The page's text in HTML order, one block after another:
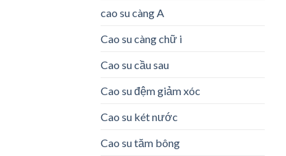
cao su càng A
Cao su càng chữ i
Cao su cầu sau
Cao su đệm giảm xóc
Cao su két nước
Cao su tăm bông